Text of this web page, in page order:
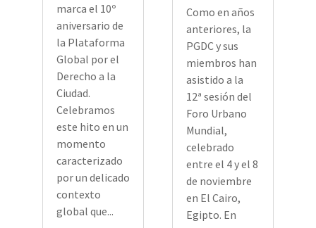
marca el 10º
aniversario de
la Plataforma
Global por el
Derecho a la
Ciudad.
Celebramos
este hito en un
momento
caracterizado
por un delicado
contexto
global que...
Como en años
anteriores, la
PGDC y sus
miembros han
asistido a la
12ª sesión del
Foro Urbano
Mundial,
celebrado
entre el 4 y el 8
de noviembre
en El Cairo,
Egipto. En